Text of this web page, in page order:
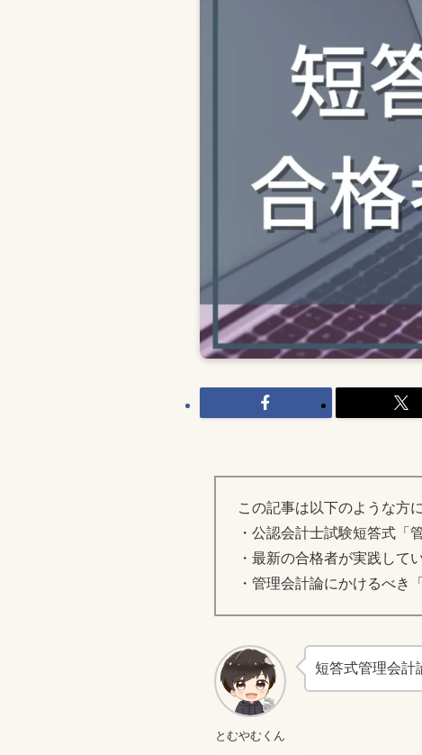
この記事は以下のような方
・公認会計士試験短答式「
・最新の合格者が実践して
・管理会計論にかけるべき
とむやむくん
短答式管理会計